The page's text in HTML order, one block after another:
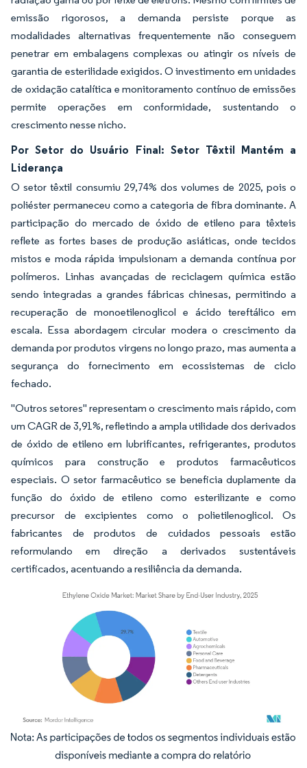
emissão rigorosos, a demanda persiste porque as
modalidades alternativas frequentemente não conseguem
penetrar em embalagens complexas ou atingir os níveis de
garantia de esterilidade exigidos. O investimento em unidades
de oxidação catalítica e monitoramento contínuo de emissões
permite operações em conformidade, sustentando o
crescimento nesse nicho.
Por Setor do Usuário Final: Setor Têxtil Mantém a
Liderança
O setor têxtil consumiu 29,74% dos volumes de 2025, pois o
poliéster permaneceu como a categoria de fibra dominante. A
participação do mercado de óxido de etileno para têxteis
reflete as fortes bases de produção asiáticas, onde tecidos
mistos e moda rápida impulsionam a demanda contínua por
polímeros. Linhas avançadas de reciclagem química estão
sendo integradas a grandes fábricas chinesas, permitindo a
recuperação de monoetilenoglicol e ácido tereftálico em
escala. Essa abordagem circular modera o crescimento da
demanda por produtos virgens no longo prazo, mas aumenta a
segurança do fornecimento em ecossistemas de ciclo
fechado.
"Outros setores" representam o crescimento mais rápido, com
um CAGR de 3,91%, refletindo a ampla utilidade dos derivados
de óxido de etileno em lubrificantes, refrigerantes, produtos
químicos para construção e produtos farmacêuticos
especiais. O setor farmacêutico se beneficia duplamente da
função do óxido de etileno como esterilizante e como
precursor de excipientes como o polietilenoglicol. Os
fabricantes de produtos de cuidados pessoais estão
reformulando em direção a derivados sustentáveis
certificados, acentuando a resiliência da demanda.
Imagem © Mordor Intelligence. O reuso requer atribuição conforme CC BY 4.0.